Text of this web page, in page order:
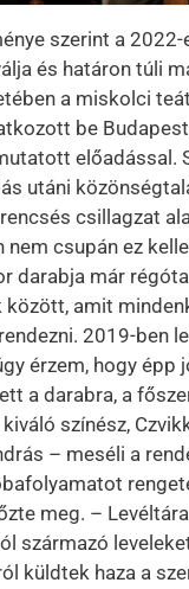
szerint a 2022-
és határon túli
a miskolci
be
előadással.
utáni
csillagzat
nem csupán ez
darabja már
között, amit
2019-ben
érzem, hogy épp
a darabra, a
színész,
– meséli a
meg. –
származó
küldtek haza a